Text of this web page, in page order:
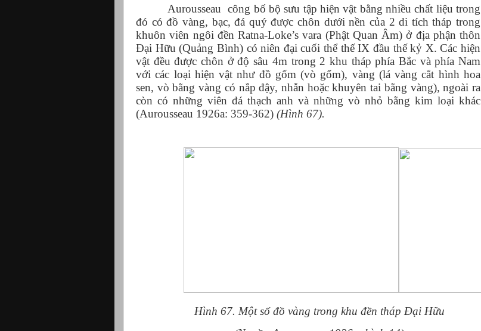
Aurousseau
công bố bộ sưu tập hiện vật bằng nhiều chất liệu trong
đó có đồ vàng, bạc, đá quý được chôn dưới nền của 2 di tích tháp trong
khuôn viên ngôi đền Ratna-Loke’s vara (Phật Quan Âm) ở địa phận thôn
Đại Hữu (Quảng Bình) có niên đại cuối thể thế IX đầu thế kỷ X. Các hiện
vật đều được chôn ở độ sâu 4m trong 2 khu tháp phía Bắc và phía Nam
với các loại hiện vật như đồ gốm (vò gốm), vàng (lá vàng cắt hình hoa
sen, vò bằng vàng có nắp đậy, nhẫn hoặc khuyên tai bằng vàng), ngoài ra
còn có những viên đá thạch anh và những vò nhỏ bằng kim loại khác
(Aurousseau 1926a: 359-362) (Hình 67).
Hình 67. Một số đồ vàng trong khu đền tháp Đại Hữu